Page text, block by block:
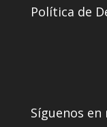
Política de
Síguenos en